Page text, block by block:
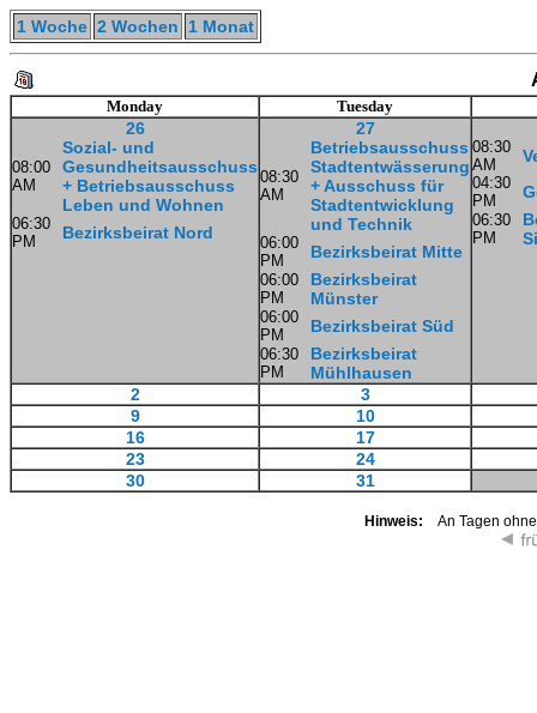
1 Woche 2 Wochen 1 Monat
Monday Tuesday
26
08:00
AM
Sozial- und
Gesundheitsausschuss
+ Betriebsausschuss
Leben und Wohnen
06:30
PM
Bezirksbeirat Nord
27
08:30
AM
Betriebsausschuss
Stadtentwässerung
+ Ausschuss für
Stadtentwicklung
und Technik
06:00
PM
Bezirksbeirat Mitte
06:00
PM
Bezirksbeirat
Münster
06:00
PM
Bezirksbeirat Süd
06:30
PM
Bezirksbeirat
Mühlhausen
08:30
AM
04:30
PM
06:30
PM
2
3
9
10
16
17
23
24
30
31
Hinweis: An Tagen